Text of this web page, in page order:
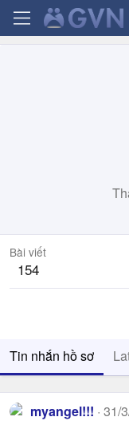
Bài viết
154
Tin nhắn hồ sơ
myangel!!! 31/